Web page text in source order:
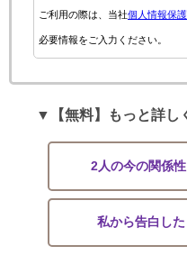
ご利用の際は、当社個人情報保
必要情報をご入力ください。
▼【無料】もっと詳し
2人の今の関係
私から告白し